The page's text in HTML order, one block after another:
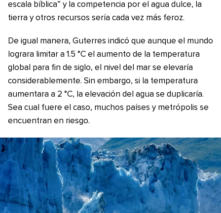
escala bíblica” y la competencia por el agua dulce, la
tierra y otros recursos sería cada vez más feroz.
De igual manera, Guterres indicó que aunque el mundo
lograra limitar a 1.5 °C el aumento de la temperatura
global para fin de siglo, el nivel del mar se elevaría
considerablemente. Sin embargo, si la temperatura
aumentara a 2 °C, la elevación del agua se duplicaría.
Sea cual fuere el caso, muchos países y metrópolis se
encuentran en riesgo.